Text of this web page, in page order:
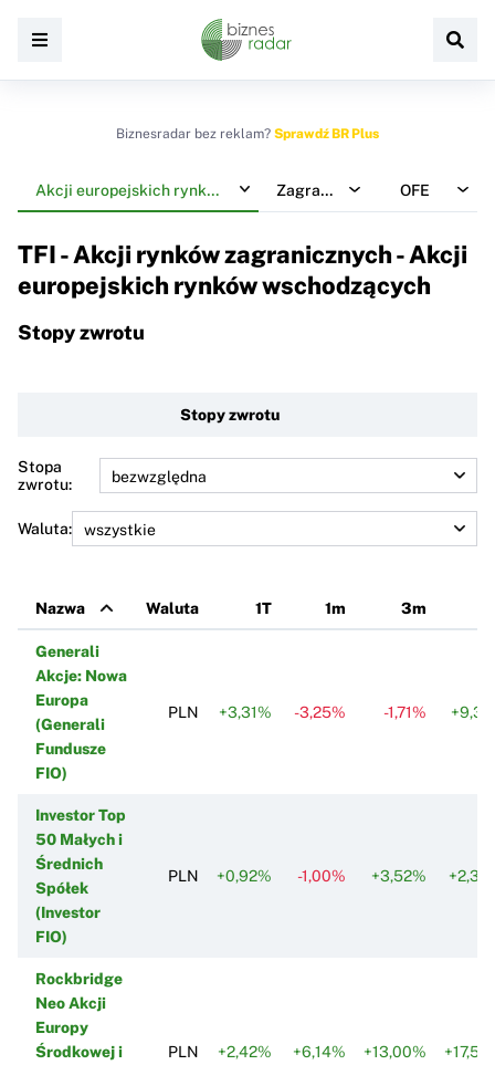
Biznesradar bez reklam? Sprawdź BR Plus
Akcji europejskich rynków wschodzących Zagraniczne OFE
TFI - Akcji rynków zagranicznych - Akcji
europejskich rynków wschodzących
Stopy zwrotu
Stopy zwrotu
Stopa
zwrotu:
Waluta:
Nazwa Waluta 1T 1m 3m
Generali
Akcje: Nowa
Europa
(Generali
Fundusze
FIO)
PLN +3,31% -3,25% -1,71%
Investor Top
50 Małych i
Średnich
Spółek
(Investor
FIO)
PLN +0,92% -1,00% +3,52%
Rockbridge
Neo Akcji
Europy
Środkowej i
PLN +2,42% +6,14% +13,00%